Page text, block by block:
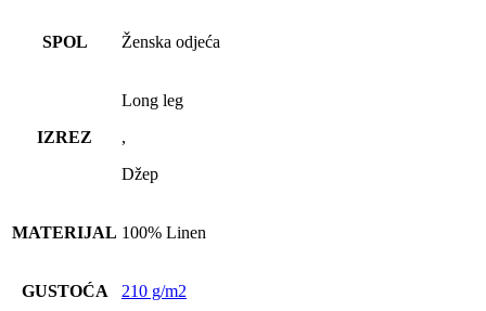
SPOL Ženska odjeća
IZREZ
Long leg
,
Džep
MATERIJAL 100% Linen
GUSTOĆA 210 g/m2